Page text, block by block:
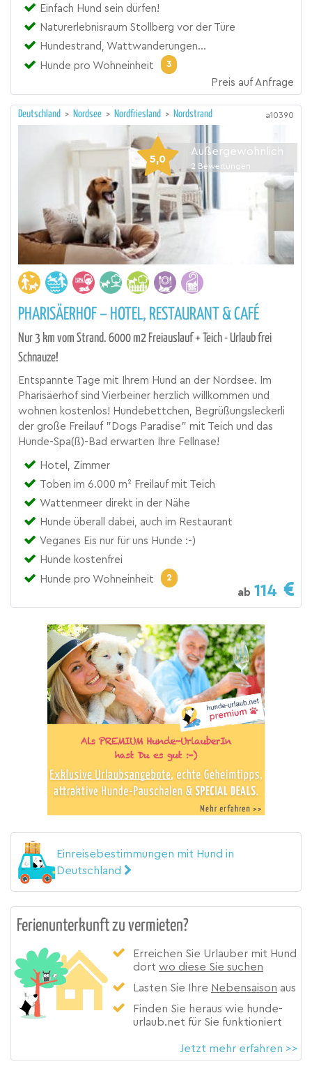
Einfach Hund sein dürfen!
Naturerlebnisraum Stollberg vor der Türe
Hundestrand, Wattwanderungen...
Hunde pro Wohneinheit
3
Preis auf Anfrage
Deutschland > Nordsee > Nordfriesland > Nordstrand a10390
5,0
Außergewöhnlich
2 Bewertungen
PHARISÄERHOF – HOTEL, RESTAURANT & CAFÉ
Nur 3 km vom Strand. 6000 m2 Freiauslauf + Teich - Urlaub frei
Schnauze!
Entspannte Tage mit Ihrem Hund an der Nordsee. Im
Pharisäerhof sind Vierbeiner herzlich willkommen und
wohnen kostenlos! Hundebettchen, Begrüßungsleckerli
der große Freilauf "Dogs Paradise" mit Teich und das
Hunde-Spa(ß)-Bad erwarten Ihre Fellnase!
Hotel, Zimmer
Toben im 6.000 m² Freilauf mit Teich
Wattenmeer direkt in der Nähe
Hunde überall dabei, auch im Restaurant
Veganes Eis nur für uns Hunde :-)
Hunde kostenfrei
Hunde pro Wohneinheit
2
ab 114
Einreisebestimmungen mit Hund in
Deutschland
Ferienunterkunft zu vermieten?
Erreichen Sie Urlauber mit Hund
dort wo diese Sie suchen
Lasten Sie Ihre Nebensaison aus
Finden Sie heraus wie hunde-
urlaub.net für Sie funktioniert
Jetzt mehr erfahren >>